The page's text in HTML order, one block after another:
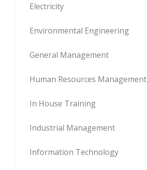
Electricity
Environmental Engineering
General Management
Human Resources Management
In House Training
Industrial Management
Information Technology